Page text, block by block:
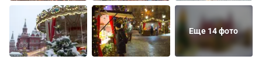
Еще 14 фото